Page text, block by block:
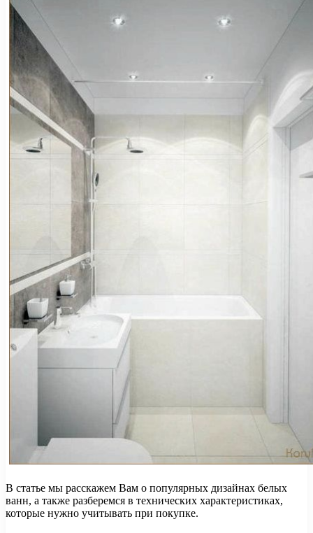
В статье мы расскажем Вам о популярных дизайнах белых
ванн, а также разберемся в технических характеристиках,
которые нужно учитывать при покупке.